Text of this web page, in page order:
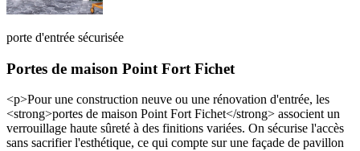
porte d'entrée sécurisée
Portes de maison Point Fort Fichet
<p>Pour une construction neuve ou une rénovation d'entrée, les
<strong>portes de maison Point Fort Fichet</strong> associent un
verrouillage haute sûreté à des finitions variées. On sécurise l'accès
sans sacrifier l'esthétique, ce qui compte sur une façade de pavillon